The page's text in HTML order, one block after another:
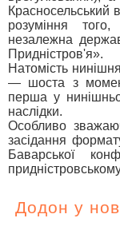
Красносельський
розуміння
незалежна
Придністров'я».
Натомість
— шоста з
перша у
наслідки.
Особливо
засідання
Баварської
Додон у